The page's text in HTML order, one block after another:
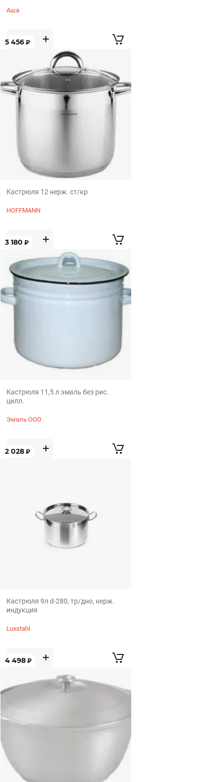
Аша
5 456 ₽
Кастрюля 12 нерж. ст/кр
HOFFMANN
3 180 ₽
Кастрюля 11,5 л эмаль без рис.
цилл.
Эмаль ООО
2 028 ₽
Кастрюля 9л d-280, тр/дно, нерж.
индукция
Luxstahl
4 498 ₽